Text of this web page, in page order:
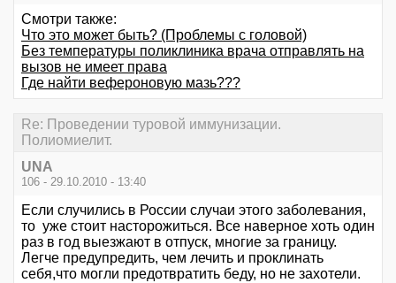
Смотри также:
Что это может быть? (Проблемы с головой)
Без температуры поликлиника врача отправлять на
вызов не имеет права
Где найти вефероновую мазь???
Re: Проведении туровой иммунизации.
Полиомиелит.
UNA
106 - 29.10.2010 - 13:40
Если случились в России случаи этого заболевания,
то уже стоит насторожиться. Все наверное хоть один
раз в год выезжают в отпуск, многие за границу.
Легче предупредить, чем лечить и проклинать
себя,что могли предотвратить беду, но не захотели.